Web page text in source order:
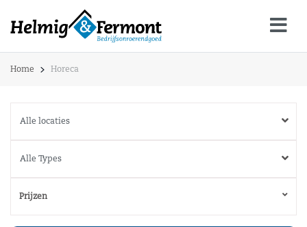
Home Horeca
Prijzen